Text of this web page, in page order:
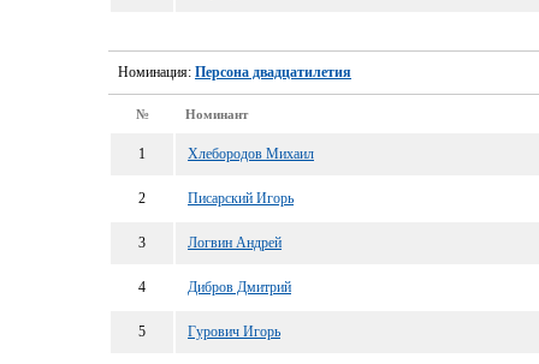
Номинация: Персона двадцатилетия
№ Номинант
1 Хлебородов Михаил
2 Писарский Игорь
3 Логвин Андрей
4 Дибров Дмитрий
5 Гурович Игорь